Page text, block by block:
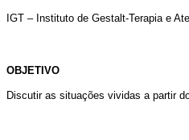
IGT – Instituto de Gestalt-Terapia e
OBJETIVO
Discutir as situações vividas a partir